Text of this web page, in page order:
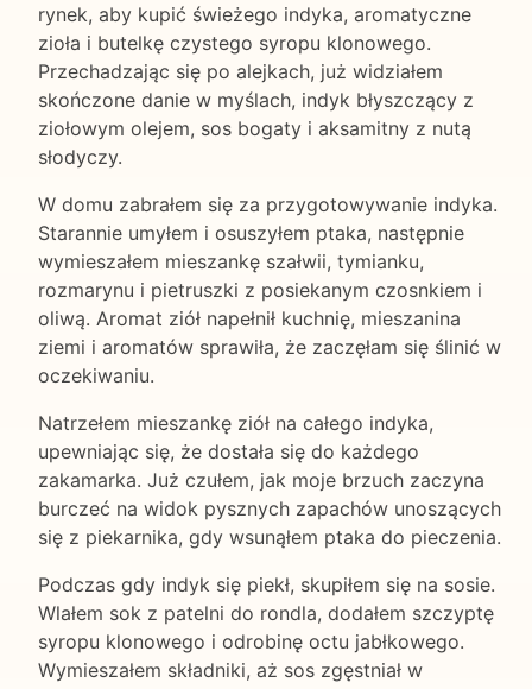
rynek, aby kupić świeżego indyka, aromatyczne
zioła i butelkę czystego syropu klonowego.
Przechadzając się po alejkach, już widziałem
skończone danie w myślach, indyk błyszczący z
ziołowym olejem, sos bogaty i aksamitny z nutą
słodyczy.
W domu zabrałem się za przygotowywanie indyka.
Starannie umyłem i osuszyłem ptaka, następnie
wymieszałem mieszankę szałwii, tymianku,
rozmarynu i pietruszki z posiekanym czosnkiem i
oliwą. Aromat ziół napełnił kuchnię, mieszanina
ziemi i aromatów sprawiła, że zaczęłam się ślinić w
oczekiwaniu.
Natrzełem mieszankę ziół na całego indyka,
upewniając się, że dostała się do każdego
zakamarka. Już czułem, jak moje brzuch zaczyna
burczeć na widok pysznych zapachów unoszących
się z piekarnika, gdy wsunąłem ptaka do pieczenia.
Podczas gdy indyk się piekł, skupiłem się na sosie.
Wlałem sok z patelni do rondla, dodałem szczyptę
syropu klonowego i odrobinę octu jabłkowego.
Wymieszałem składniki, aż sos zgęstniał w